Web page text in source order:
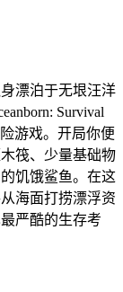
漂泊于无垠汪洋
Survival
游戏。开局你便
筏、少量基础物
饥饿鲨鱼。在这
海面打捞漂浮资
严酷的生存考